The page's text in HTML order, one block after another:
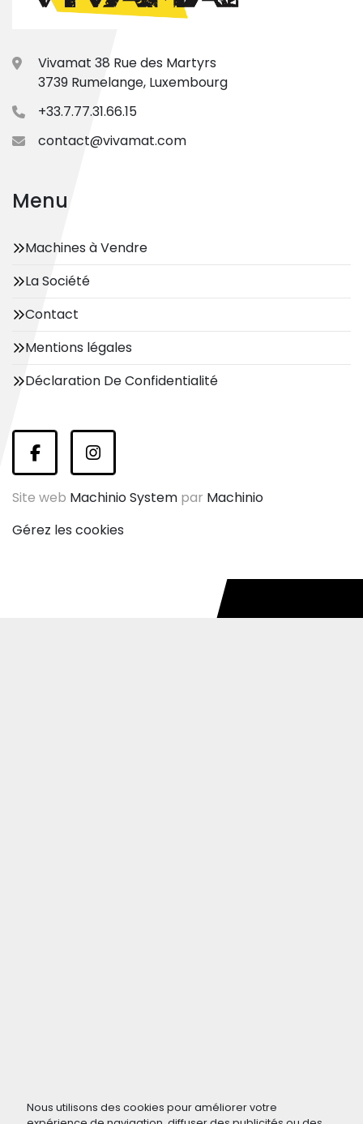
Nous utilisons des cookies pour améliorer votre
Vivamat 38 Rue des Martyrs
3739 Rumelange, Luxembourg
+33.7.77.31.66.15
contact@vivamat.com
Menu
Machines à Vendre
La Société
Contact
Mentions légales
Déclaration De Confidentialité
facebookinstagram
Site web Machinio System par Machinio
Gérez les cookies